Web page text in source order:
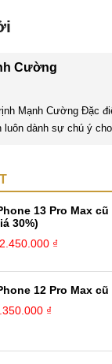
Cường
điểm nổi bật Công nghệ là
luôn dành sự chú ý
vị. Tinh thần tự giác
13 Pro Max
30%)
₫
12 Pro Max cũ
₫